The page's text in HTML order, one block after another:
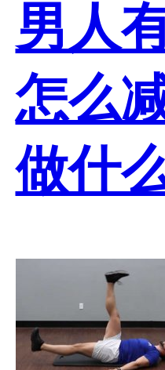
男人
怎么
做什